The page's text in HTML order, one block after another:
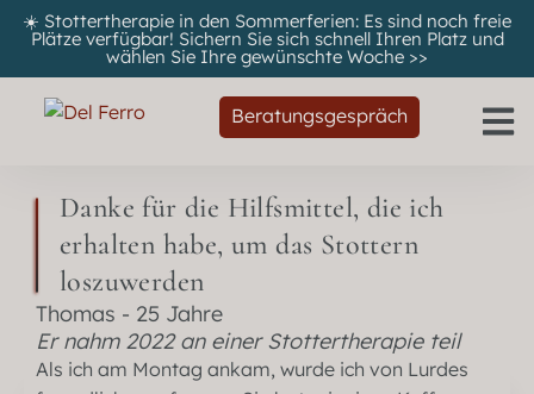
☀️ Stottertherapie in den Sommerferien: Es sind noch freie
Plätze verfügbar! Sichern Sie sich schnell Ihren Platz und
wählen Sie Ihre gewünschte Woche >>
Beratungsgespräch
Danke für die Hilfsmittel, die ich
erhalten habe, um das Stottern
loszuwerden
Thomas - 25 Jahre
Er nahm 2022 an einer Stottertherapie teil
Als ich am Montag ankam, wurde ich von Lurdes